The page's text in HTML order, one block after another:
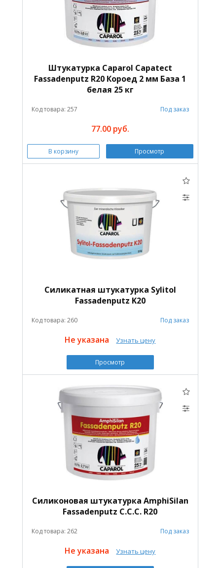
Штукатурка Caparol Capatect
Fassadenputz R20 Короед 2 мм База 1
белая 25 кг
Код товара: 257 Под заказ
77.00 руб.
В корзину Просмотр
Силикатная штукатурка Sylitol
Fassadenputz K20
Код товара: 260 Под заказ
Не указана Узнать цену
Просмотр
Силиконовая штукатурка AmphiSilan
Fassadenputz C.C.C. R20
Код товара: 262 Под заказ
Не указана Узнать цену